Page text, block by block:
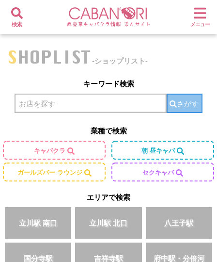
検索 メニュー
SHOPLIST -ショップリスト-
キーワード検索
さがす
業種で検索
キャバクラ 朝 昼キャバ
ガールズバー ラウンジ セクキャバ
エリアで検索
立川駅 南口 立川駅 北口 八王子駅
国分寺駅 吉祥寺駅
府中駅・分倍河